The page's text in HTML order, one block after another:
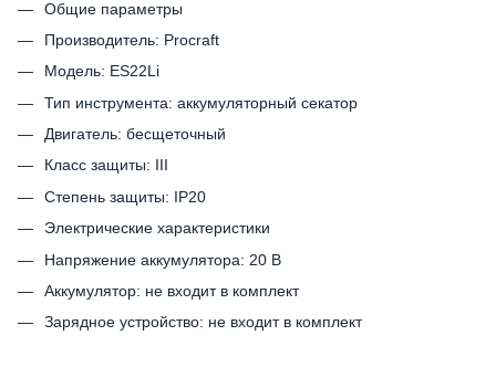
Общие параметры
Производитель: Procraft
Модель: ES22Li
Тип инструмента: аккумуляторный секатор
Двигатель: бесщеточный
Класс защиты: III
Степень защиты: IP20
Электрические характеристики
Напряжение аккумулятора: 20 В
Аккумулятор: не входит в комплект
Зарядное устройство: не входит в комплект